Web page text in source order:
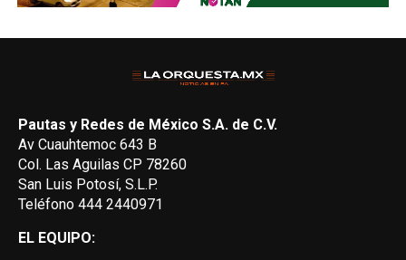
Pautas y Redes de México S.A. de C.V.
Av Cuauhtemoc 643 B
Col. Las Aguilas CP 78260
San Luis Potosí, S.L.P.
Teléfono 444 2440971
EL EQUIPO: